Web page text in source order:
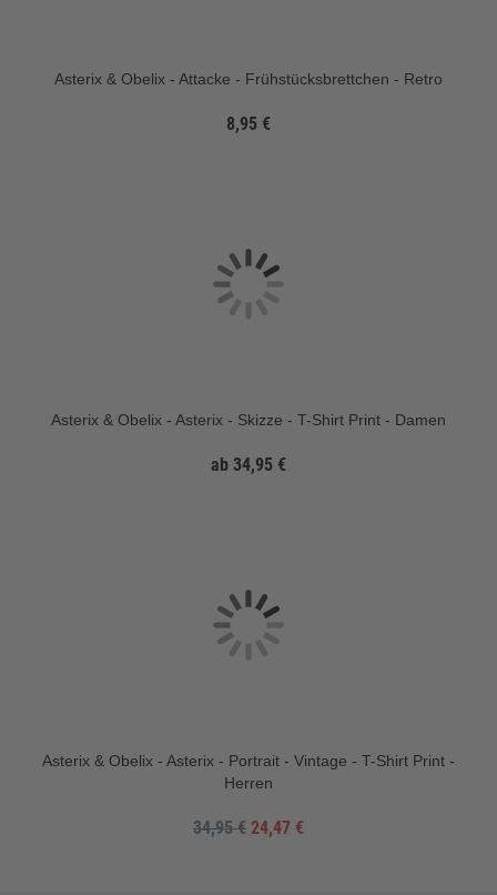
Asterix & Obelix - Attacke - Frühstücksbrettchen - Retro
8,95 €
Asterix & Obelix - Asterix - Skizze - T-Shirt Print - Damen
ab 34,95 €
Asterix & Obelix - Asterix - Portrait - Vintage - T-Shirt Print -
Herren
34,95 € 24,47 €